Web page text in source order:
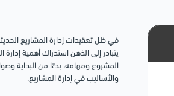
في ظل تعقيدات إدارة المشاريع
يتبادر إلى الذهن استدراك أهمية
المشروع ومهامه، بدءًا من البداية
والأساليب في إدارة المشاريع.